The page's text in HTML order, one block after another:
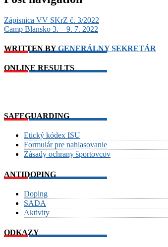
Zápisnica VV SKrZ č. 3/2022
Camp Blansko 3. – 9. 7. 2022
WRITTEN BYGENERÁLNY SEKRETÁR
ONLINE RESULTS
SAFEGUARDING
Etický kódex ISU
Formulár pre nahlasovanie
Zásady ochrany športovcov
ANTIDOPING
Doping
SADA
Aktivity
ODKAZY